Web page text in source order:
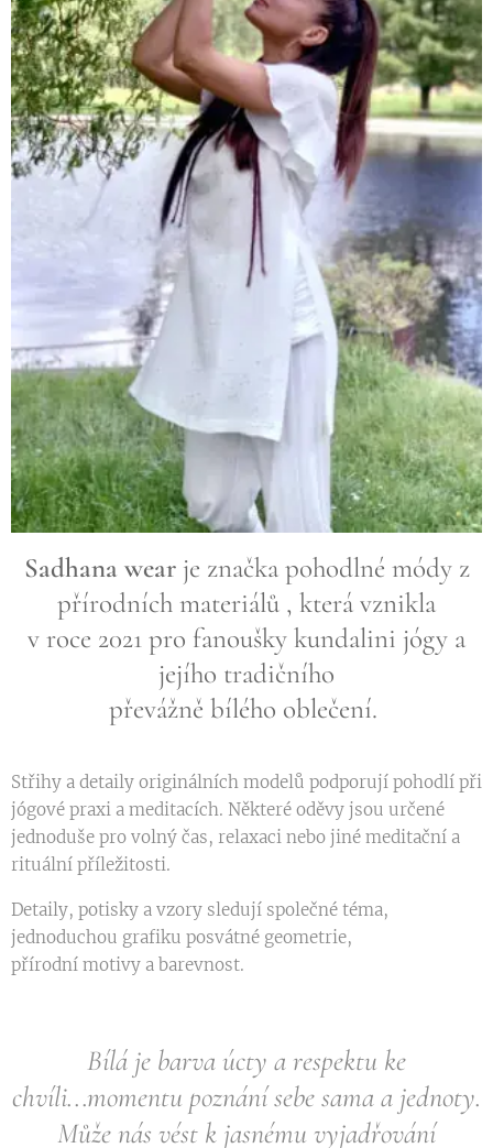
Sadhana wearje značka pohodlné módy z
přírodních materiálů , která vznikla
v roce 2021 pro fanoušky kundalini jógy a
jejího tradičního
převážně bílého oblečení.
Střihy a detaily originálních modelů podporují pohodlí při
jógové praxi a meditacích. Některé oděvy jsou určené
jednoduše pro volný čas, relaxaci nebo jiné meditační a
rituální příležitosti.
Detaily, potisky a vzory sledují společné téma,
jednoduchou grafiku posvátné geometrie,
přírodní motivy a barevnost.
Bílá je barva úcty a respektu ke
chvíli...momentu poznání sebe sama a jednoty.
Může nás vést k jasnému vyjadřování